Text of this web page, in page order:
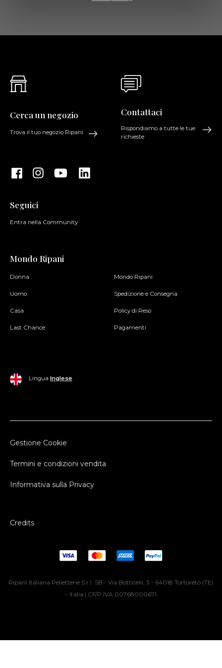
Cerca un negozio
Trova il tuo negozio Ripani
Seguici
Entra nella Community
Contattaci
Rispondiamo a tutte le tue
richieste
Mondo Ripani
Donna
Uomo
Casa
Last Chance
Mondo Ripani
Spedizione e Consegna
Policy di Reso
Pagamenti
Lingua Inglese
Gestione Cookie
Termini e condizioni vendita
Informativa sulla Privacy
Credits
Ripani Italiana Pelletterie S.r.l. SB - Via Botticelli, 3 - 64018 Tortoreto (TE)
- Italia | CF/P.IVA 00768000671